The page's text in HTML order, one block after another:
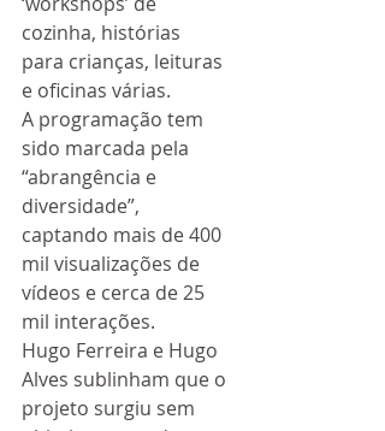
cozinha, histórias
para crianças, leituras
e oficinas várias.
A programação tem
sido marcada pela
“abrangência e
diversidade”,
captando mais de 400
mil visualizações de
vídeos e cerca de 25
mil interações.
Hugo Ferreira e Hugo
Alves sublinham que o
projeto surgiu sem